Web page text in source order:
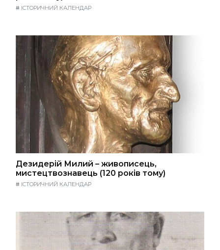
# ІСТОРИЧНИЙ КАЛЕНДАР
Дезидерій Милий – живописець,
мистецтвознавець (120 років тому)
# ІСТОРИЧНИЙ КАЛЕНДАР